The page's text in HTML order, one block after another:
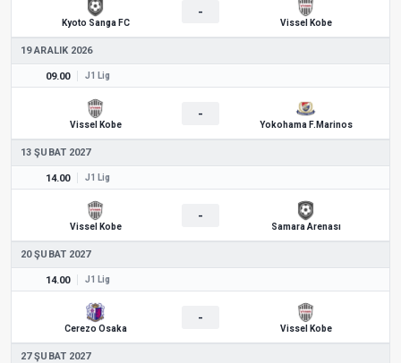
Kyoto Sanga FC
-
Vissel Kobe
19 ARALIK 2026
09.00 J1 Lig
Vissel Kobe
-
Yokohama F.Marinos
13 ŞUBAT 2027
14.00 J1 Lig
Vissel Kobe
-
Samara Arenası
20 ŞUBAT 2027
14.00 J1 Lig
Cerezo Osaka
-
Vissel Kobe
27 ŞUBAT 2027